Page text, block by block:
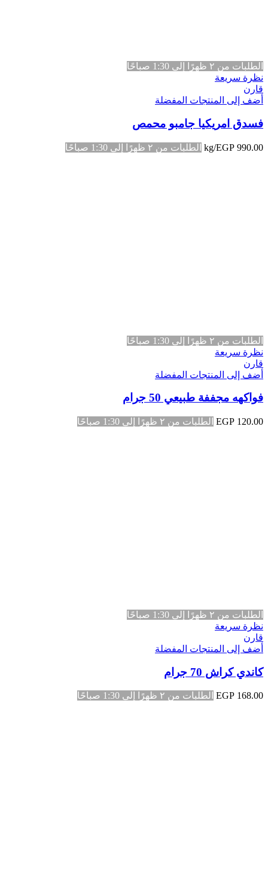
الطلبات من ٢ ظهرًا إلى 1:30 صباحًا
نظرة سريعة
قارن
أضف إلى المنتجات المفضلة
فسدق امريكيا جامبو محمص
EGP 990.00
/kg الطلبات من ٢ ظهرًا إلى 1:30 صباحًا
الطلبات من ٢ ظهرًا إلى 1:30 صباحًا
نظرة سريعة
قارن
أضف إلى المنتجات المفضلة
فواكهه مجففة طبيعي 50 جرام
EGP 120.00 الطلبات من ٢ ظهرًا إلى 1:30 صباحًا
الطلبات من ٢ ظهرًا إلى 1:30 صباحًا
نظرة سريعة
قارن
أضف إلى المنتجات المفضلة
كاندي كراش 70 جرام
EGP 168.00 الطلبات من ٢ ظهرًا إلى 1:30 صباحًا